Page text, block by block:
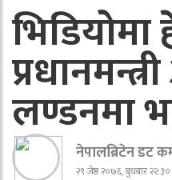
भिडियोमा
लण्डनमा
नेपालब्रिटेन डट
२९ जेष्ठ २०७६, बुधबार २२:३०